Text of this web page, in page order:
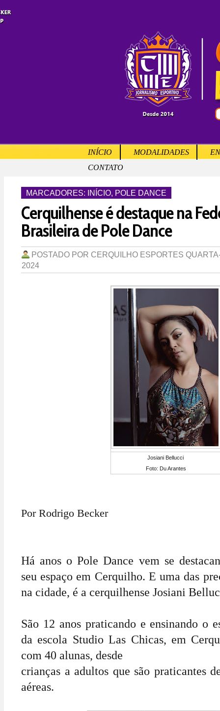
INÍCIO MODALIDADES
CONTATO
MARCADORES: INÍCIO, POLE DANCE
Cerquilhense é destaque na
Brasileira de Pole Dance
POSTADO POR CERQUILHO ESPORTES
2024
Josiani Bellucci
Foto: Du Arantes
Por Rodrigo Becker
Há anos o Pole Dance vem se
seu espaço em Cerquilho. E uma das
na cidade, é a cerquilhense Josiani
São 12 anos praticando e ensinando o
da escola Studio Las Chicas, em
com 40 alunas, desde
crianças a adultos que são praticantes
aéreas.